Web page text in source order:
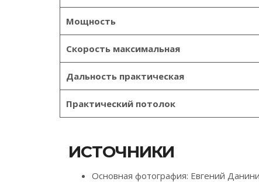
Мощность
Скорость максимальная
Дальность практическая
Практический потолок
ИСТОЧНИКИ
Основная фотография: Евгений